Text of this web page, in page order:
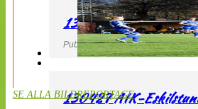
130427 LdB FC
Publicerad 27 April 2013, 20:54
130427 AIK-
SE ALLA BILDREPORTAGE